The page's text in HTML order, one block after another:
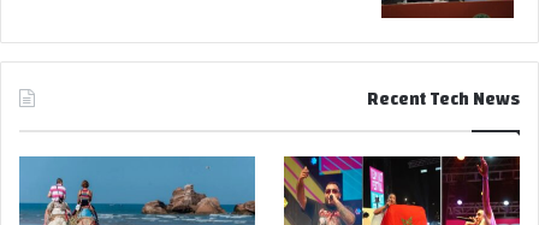
Recent Tech News